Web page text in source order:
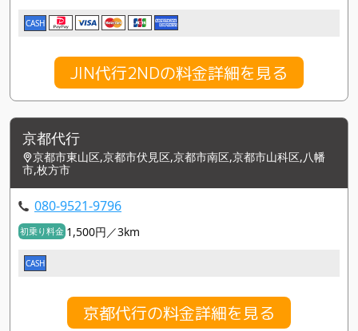
CASH
JIN代行2NDの料金詳細を見る
京都代行
京都市東山区,京都市伏見区,京都市南区,京都市山科区,八幡
市,枚方市
080-9521-9796
初乗り料金 1,500円／3km
CASH
京都代行の料金詳細を見る